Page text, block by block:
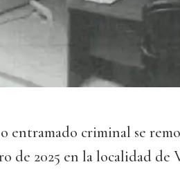
entramado criminal se
de 2025 en la localidad de